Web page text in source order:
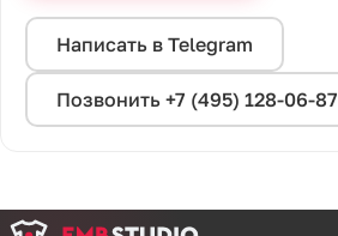
Написать в Telegram
Позвонить +7 (495) 128-06-87